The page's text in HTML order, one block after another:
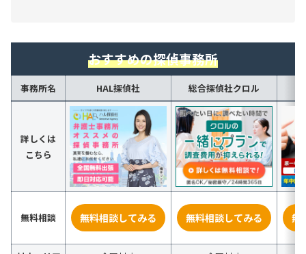
おすすめの探偵事務所
事務所名 HAL探偵社 総合探偵社クロル
詳しくは
こちら
無料相談 無料相談してみる 無料相談してみる 無